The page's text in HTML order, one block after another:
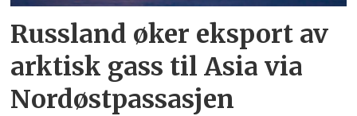
Russland øker eksport av
arktisk gass til Asia via
Nordøstpassasjen